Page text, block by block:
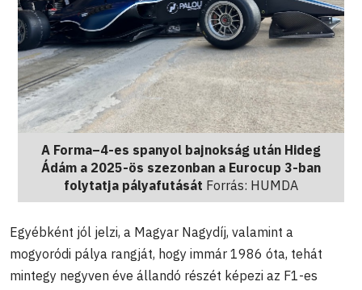
A Forma–4-es spanyol bajnokság után Hideg
Ádám a 2025-ös szezonban a Eurocup 3-ban
folytatja pályafutását Forrás: HUMDA
Egyébként jól jelzi, a Magyar Nagydíj, valamint a
mogyoródi pálya rangját, hogy immár 1986 óta, tehát
mintegy negyven éve állandó részét képezi az F1-es